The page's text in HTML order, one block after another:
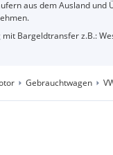
aus dem Ausland und
mit Bargeldtransfer z.B.:
Gebrauchtwagen